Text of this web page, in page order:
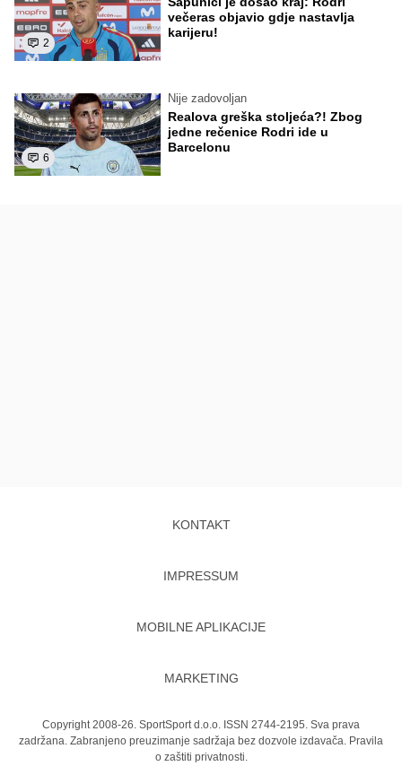
2
večeras objavio gdje nastavlja
karijeru!
6
Nije zadovoljan
Realova greška stoljeća?! Zbog
jedne rečenice Rodri ide u
Barcelonu
KONTAKT
IMPRESSUM
MOBILNE APLIKACIJE
MARKETING
Copyright 2008-26. SportSport d.o.o. ISSN 2744-2195. Sva prava
zadržana. Zabranjeno preuzimanje sadržaja bez dozvole izdavača. Pravila
o zaštiti privatnosti.